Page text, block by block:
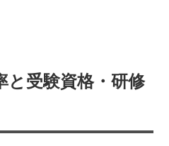
と受験資格・研修